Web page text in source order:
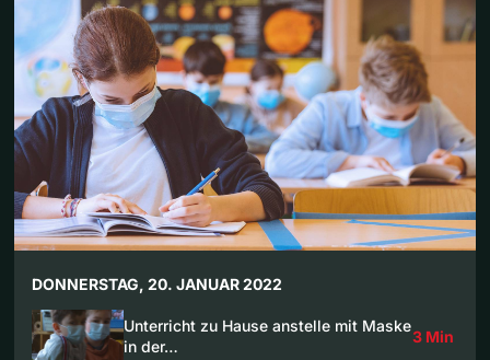
DONNERSTAG, 20. JANUAR 2022
Unterricht zu Hause anstelle mit Maske
in der…
3 Min